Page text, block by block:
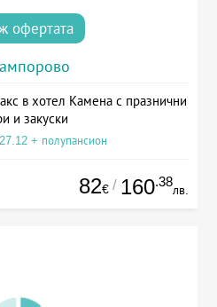
офертата
в хотел Камена с празнични
и закуски
+ полупансион
82€ / 160.38
лв.